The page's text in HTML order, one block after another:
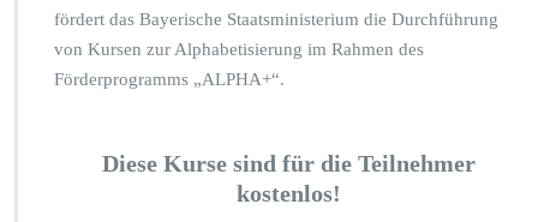
fördert das Bayerische Staatsministerium die Durchführung
von Kursen zur Alphabetisierung im Rahmen des
Förderprogramms „ALPHA+“.
Diese Kurse sind für die Teilnehmer
kostenlos!